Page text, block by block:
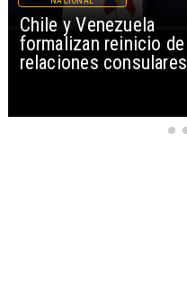
Chile y Venezuela
formalizan reinicio de
relaciones consulares